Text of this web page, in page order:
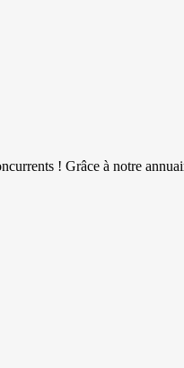
! Grâce à notre